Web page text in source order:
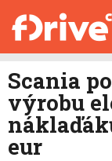
KATALOG
MAPA STANIC
VIDEA
HYBRIDY
E-
OSTATNÍ
SERIÁLY
Facebook
Scania
výrobu
eur